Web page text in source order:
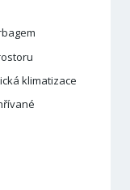
klimatizace